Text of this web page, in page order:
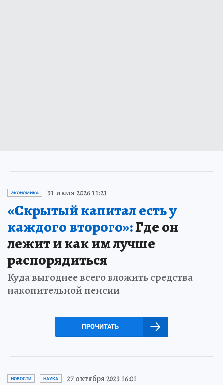
ЭКОНОМИКА 31 июля 2026 11:21
«Скрытый капитал есть у
каждого второго»:Где он
лежит и как им лучше
распорядиться
Куда выгоднее всего вложить средства
накопительной пенсии
ПРОЧИТАТЬ
НОВОСТИ НАУКА 27 октября 2023 16:01